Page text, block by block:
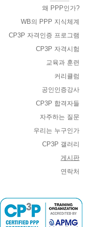
왜 PPP인가?
WB의 PPP 지식체계
CP3P 자격인증 프로그램
CP3P 자격시험
교육과 훈련
커리큘럼
공인인증강사
CP3P 합격자들
자주하는 질문
우리는 누구인가
CP3P 갤러리
게시판
연락처